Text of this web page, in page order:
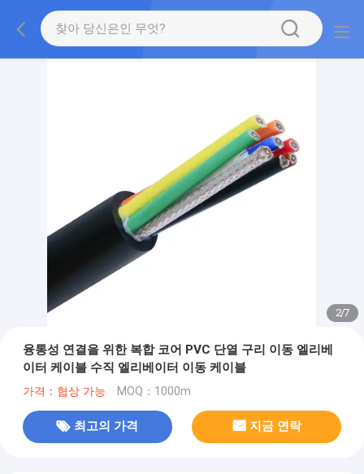
2/7
융통성 연결을 위한 복합 코어 PVC 단열 구리 이동 엘리베
이터 케이블 수직 엘리베이터 이동 케이블
가격：협상 가능 MOQ：1000m
최고의 가격 지금 연락